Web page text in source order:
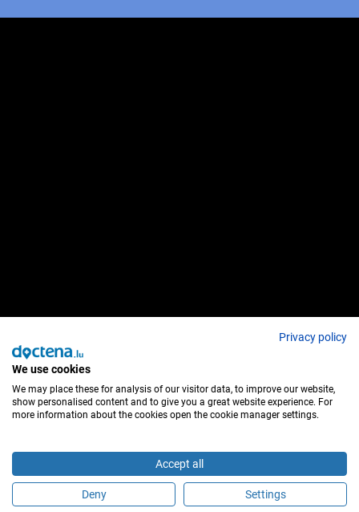
É este profissional de saúde?
Privacy policy
We use cookies
We may place these for analysis of our visitor data, to improve our website,
show personalised content and to give you a great website experience. For
more information about the cookies open the cookie manager settings.
Accept all
Deny Settings